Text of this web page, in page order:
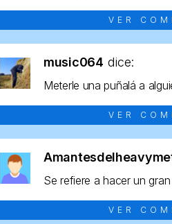
VER
music064 dice:
Meterle una puñalá a
VER
Se refiere a hacer un
VER